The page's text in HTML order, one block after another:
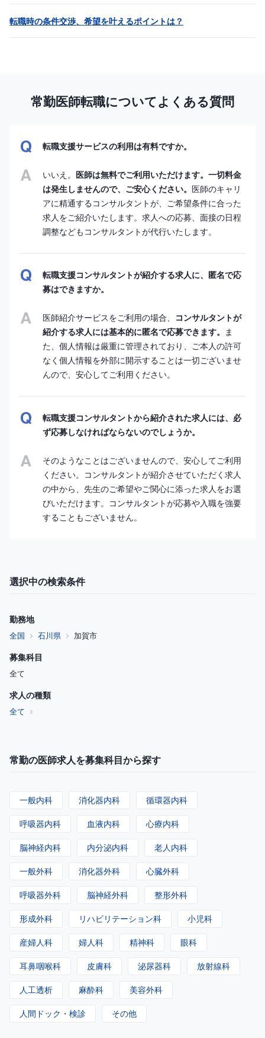
転職時の条件交渉、希望を叶えるポイントは？
常勤医師転職についてよくある質問
転職支援サービスの利用は有料ですか。
いいえ。 医師は無料でご利用いただけます。一切料金
は発生しませんので、ご安心ください。 医師のキャリ
アに精通するコンサルタントが、ご希望条件に合った
求人をご紹介いたします。求人への応募、面接の日程
調整などもコンサルタントが代行いたします。
転職支援コンサルタントが紹介する求人に、匿名で応
募はできますか。
医師紹介サービスをご利用の場合、
コンサルタントが
紹介する求人には基本的に匿名で応募できます。 ま
た、個人情報は厳重に管理されており、ご本人の許可
なく個人情報を外部に開示することは一切ございませ
んので、安心してご利用ください。
転職支援コンサルタントから紹介された求人には、必
ず応募しなければならないのでしょうか。
そのようなことはございませんので、安心してご利用
ください。コンサルタントが紹介させていただく求人
の中から、先生のご希望やご関心に添った求人をお選
びいただけます。コンサルタントが応募や入職を強要
することもございません。
選択中の検索条件
勤務地
全国 石川県 加賀市
募集科目
全て
求人の種類
全て
常勤の医師求人を募集科目から探す
一般内科 消化器内科 循環器内科
呼吸器内科 血液内科 心療内科
脳神経内科 内分泌内科 老人内科
一般外科 消化器外科 心臓外科
呼吸器外科 脳神経外科 整形外科
形成外科 リハビリテーション科 小児科
産婦人科 婦人科 精神科 眼科
耳鼻咽喉科 皮膚科 泌尿器科 放射線科
人工透析 麻酔科 美容外科
人間ドック・検診 その他